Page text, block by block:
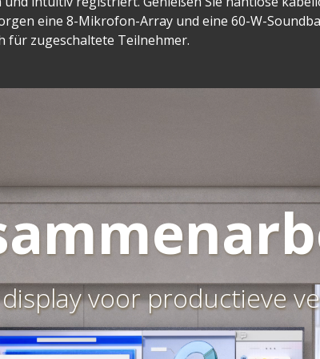
eine 8-Mikrofon-Array und eine 60-W-
für zugeschaltete Teilnehmer.
voor productieve